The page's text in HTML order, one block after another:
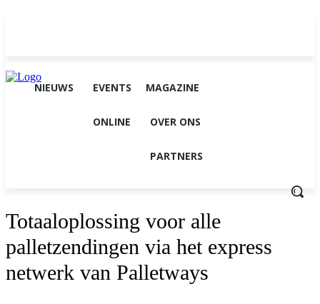
NIEUWS EVENTS MAGAZINE
ONLINE OVER ONS
PARTNERS
Totaaloplossing voor alle
palletzendingen via het express
netwerk van Palletways